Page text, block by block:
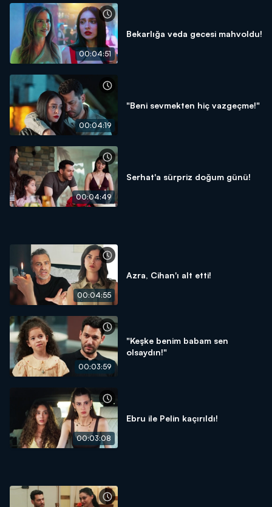
00:04:51
Bekarlığa veda gecesi mahvoldu!
00:04:19
"Beni sevmekten hiç vazgeçme!"
00:04:49
Serhat'a sürpriz doğum günü!
00:04:55
Azra, Cihan'ı alt etti!
00:03:59
"Keşke benim babam sen
olsaydın!"
00:03:08
Ebru ile Pelin kaçırıldı!